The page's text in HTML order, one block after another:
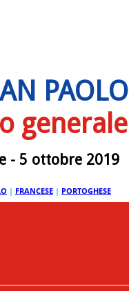
PAOLO
generale
- 5 ottobre 2019
| FRANCESE | PORTOGHESE